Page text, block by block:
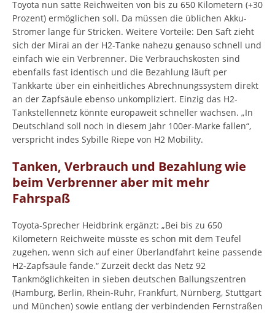
Toyota nun satte Reichweiten von bis zu 650 Kilometern (+30
Prozent) ermöglichen soll. Da müssen die üblichen Akku-
Stromer lange für Stricken. Weitere Vorteile: Den Saft zieht
sich der Mirai an der H2-Tanke nahezu genauso schnell und
einfach wie ein Verbrenner. Die Verbrauchskosten sind
ebenfalls fast identisch und die Bezahlung läuft per
Tankkarte über ein einheitliches Abrechnungssystem direkt
an der Zapfsäule ebenso unkompliziert. Einzig das H2-
Tankstellennetz könnte europaweit schneller wachsen. „In
Deutschland soll noch in diesem Jahr 100er-Marke fallen“,
verspricht indes Sybille Riepe von H2 Mobility.
Tanken, Verbrauch und Bezahlung wie
beim Verbrenner aber mit mehr
Fahrspaß
Toyota-Sprecher Heidbrink ergänzt: „Bei bis zu 650
Kilometern Reichweite müsste es schon mit dem Teufel
zugehen, wenn sich auf einer Überlandfahrt keine passende
H2-Zapfsäule fände.“ Zurzeit deckt das Netz 92
Tankmöglichkeiten in sieben deutschen Ballungszentren
(Hamburg, Berlin, Rhein-Ruhr, Frankfurt, Nürnberg, Stuttgart
und München) sowie entlang der verbindenden Fernstraßen